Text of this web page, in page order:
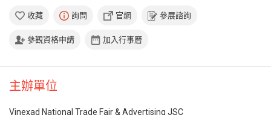
收藏 詢問 官網 參展諮詢
參觀資格申請 加入行事曆
主辦單位
Vinexad National Trade Fair & Advertising JSC